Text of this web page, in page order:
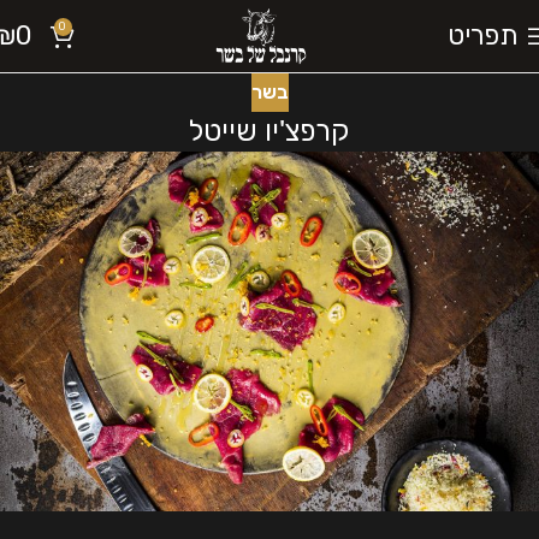
תפריט 0
0
בשר
קרפצ'יו שייטל